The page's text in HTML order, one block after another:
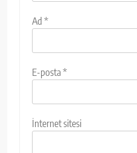
Ad *
E-posta*
İnternet sitesi